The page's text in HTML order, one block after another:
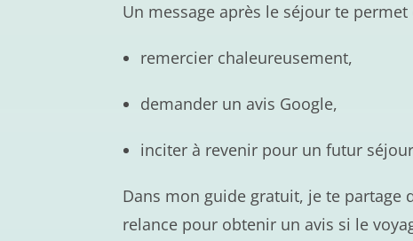
Un message après le séjour te permet
remercier chaleureusement,
demander un avis Google,
inciter à revenir pour un futur
Dans mon guide gratuit, je te partage
relance pour obtenir un avis si le